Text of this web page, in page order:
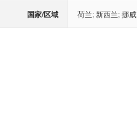
国家/区域 荷兰;新西兰;挪威